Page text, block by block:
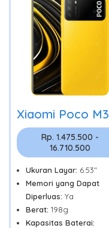
Xiaomi Poco M3
Rp. 1.475.500 -
16.710.500
Ukuran Layar: 6.53"
Memori yang Dapat
Diperluas: Ya
Berat: 198g
Kapasitas Baterai: